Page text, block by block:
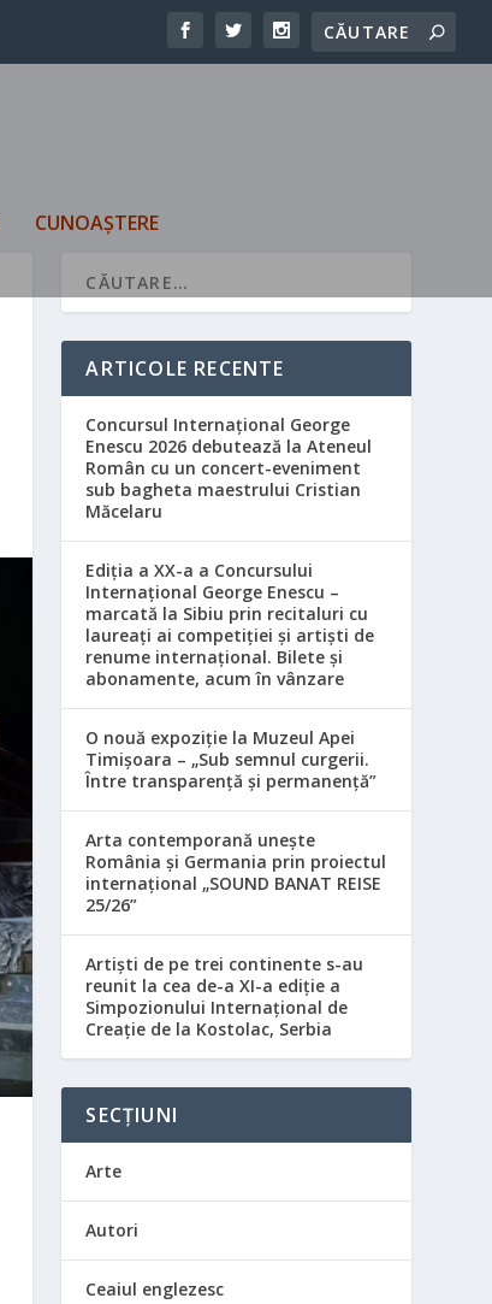
CUNOAȘTERE
ARTICOLE RECENTE
Concursul Internațional George
Enescu 2026 debutează la Ateneul
Român cu un concert-eveniment
sub bagheta maestrului Cristian
Măcelaru
Ediția a XX-a a Concursului
Internațional George Enescu –
marcată la Sibiu prin recitaluri cu
laureați ai competiției și artiști de
renume internațional. Bilete și
abonamente, acum în vânzare
O nouă expoziție la Muzeul Apei
Timișoara – „Sub semnul curgerii.
Între transparență și permanență”
Arta contemporană unește
România și Germania prin proiectul
internațional „SOUND BANAT REISE
25/26”
Artiști de pe trei continente s-au
reunit la cea de-a XI-a ediție a
Simpozionului Internațional de
Creație de la Kostolac, Serbia
SECȚIUNI
Arte
Autori
Ceaiul englezesc